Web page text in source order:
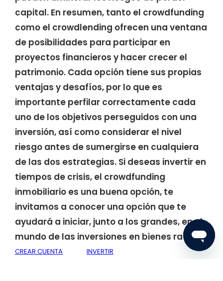
capital. En resumen, tanto el crowdfunding
como el crowdlending ofrecen una ventana
de posibilidades para participar en
proyectos financieros y hacer crecer el
patrimonio. Cada opción tiene sus propias
ventajas y desafíos, por lo que es
importante perfilar correctamente cada
uno de los objetivos perseguidos con una
inversión, así como considerar el nivel
riesgo antes de sumergirse en cualquiera
de las dos estrategias. Si deseas invertir en
tiempos de crisis, el crowdfunding
inmobiliario es una buena opción, te
invitamos a conocer una opción que te
ayudará a iniciar, junto a los grandes, en el
mundo de las inversiones en bienes raíces:
CREAR CUENTA INVERTIR